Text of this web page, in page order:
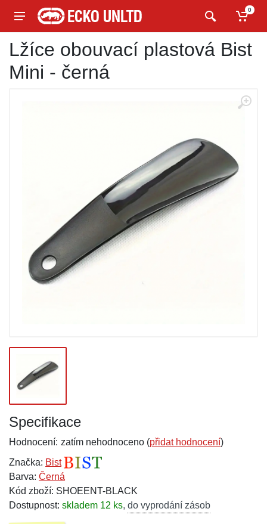
0
Lžíce obouvací plastová Bist
Mini - černá
Specifikace
Hodnocení: zatím nehodnoceno (přidat hodnocení)
Značka: Bist
Barva: Černá
Kód zboží: SHOEENT-BLACK
Dostupnost: skladem 12 ks, do vyprodání zásob